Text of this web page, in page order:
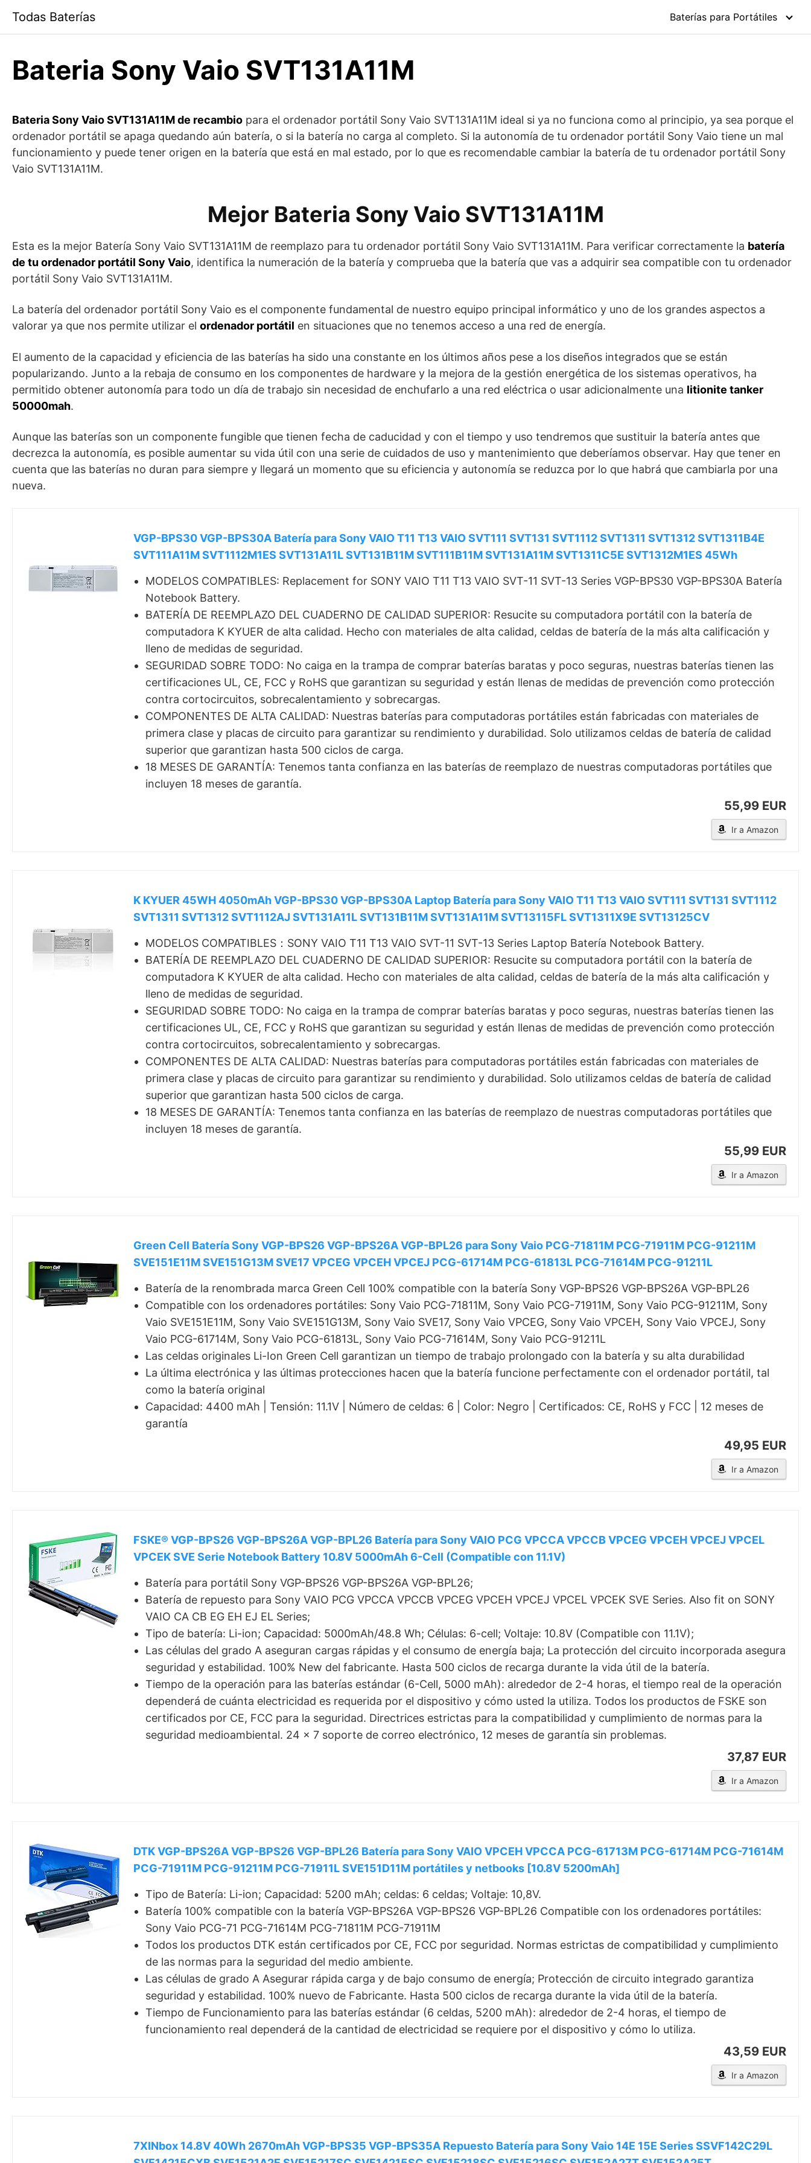
contenido
Todas Baterías Baterías para Portátiles
Bateria Sony Vaio SVT131A11M
Bateria Sony Vaio SVT131A11M de recambio para el ordenador portátil Sony Vaio SVT131A11M ideal si ya no funciona como al principio, ya sea porque el
ordenador portátil se apaga quedando aún batería, o si la batería no carga al completo. Si la autonomía de tu ordenador portátil Sony Vaio tiene un mal
funcionamiento y puede tener origen en la batería que está en mal estado, por lo que es recomendable cambiar la batería de tu ordenador portátil Sony
Vaio SVT131A11M.
Mejor Bateria Sony Vaio SVT131A11M
Esta es la mejor Batería Sony Vaio SVT131A11M de reemplazo para tu ordenador portátil Sony Vaio SVT131A11M. Para verificar correctamente la batería
de tu ordenador portátil Sony Vaio, identifica la numeración de la batería y comprueba que la batería que vas a adquirir sea compatible con tu ordenador
portátil Sony Vaio SVT131A11M.
La batería del ordenador portátil Sony Vaio es el componente fundamental de nuestro equipo principal informático y uno de los grandes aspectos a
valorar ya que nos permite utilizar el ordenador portátil en situaciones que no tenemos acceso a una red de energía.
El aumento de la capacidad y eficiencia de las baterías ha sido una constante en los últimos años pese a los diseños integrados que se están
popularizando. Junto a la rebaja de consumo en los componentes de hardware y la mejora de la gestión energética de los sistemas operativos, ha
permitido obtener autonomía para todo un día de trabajo sin necesidad de enchufarlo a una red eléctrica o usar adicionalmente una litionite tanker
50000mah.
Aunque las baterías son un componente fungible que tienen fecha de caducidad y con el tiempo y uso tendremos que sustituir la batería antes que
decrezca la autonomía, es posible aumentar su vida útil con una serie de cuidados de uso y mantenimiento que deberíamos observar. Hay que tener en
cuenta que las baterías no duran para siempre y llegará un momento que su eficiencia y autonomía se reduzca por lo que habrá que cambiarla por una
nueva.
VGP-BPS30 VGP-BPS30A Batería para Sony VAIO T11 T13 VAIO SVT111 SVT131 SVT1112 SVT1311 SVT1312 SVT1311B4E
SVT111A11M SVT1112M1ES SVT131A11L SVT131B11M SVT111B11M SVT131A11M SVT1311C5E SVT1312M1ES 45Wh
MODELOS COMPATIBLES: Replacement for SONY VAIO T11 T13 VAIO SVT-11 SVT-13 Series VGP-BPS30 VGP-BPS30A Batería
Notebook Battery.
BATERÍA DE REEMPLAZO DEL CUADERNO DE CALIDAD SUPERIOR: Resucite su computadora portátil con la batería de
computadora K KYUER de alta calidad. Hecho con materiales de alta calidad, celdas de batería de la más alta calificación y
lleno de medidas de seguridad.
SEGURIDAD SOBRE TODO: No caiga en la trampa de comprar baterías baratas y poco seguras, nuestras baterías tienen las
certificaciones UL, CE, FCC y RoHS que garantizan su seguridad y están llenas de medidas de prevención como protección
contra cortocircuitos, sobrecalentamiento y sobrecargas.
COMPONENTES DE ALTA CALIDAD: Nuestras baterías para computadoras portátiles están fabricadas con materiales de
primera clase y placas de circuito para garantizar su rendimiento y durabilidad. Solo utilizamos celdas de batería de calidad
superior que garantizan hasta 500 ciclos de carga.
18 MESES DE GARANTÍA: Tenemos tanta confianza en las baterías de reemplazo de nuestras computadoras portátiles que
incluyen 18 meses de garantía.
55,99 EUR
Ir a Amazon
K KYUER 45WH 4050mAh VGP-BPS30 VGP-BPS30A Laptop Batería para Sony VAIO T11 T13 VAIO SVT111 SVT131 SVT1112
SVT1311 SVT1312 SVT1112AJ SVT131A11L SVT131B11M SVT131A11M SVT13115FL SVT1311X9E SVT13125CV
MODELOS COMPATIBLES：SONY VAIO T11 T13 VAIO SVT-11 SVT-13 Series Laptop Batería Notebook Battery.
BATERÍA DE REEMPLAZO DEL CUADERNO DE CALIDAD SUPERIOR: Resucite su computadora portátil con la batería de
computadora K KYUER de alta calidad. Hecho con materiales de alta calidad, celdas de batería de la más alta calificación y
lleno de medidas de seguridad.
SEGURIDAD SOBRE TODO: No caiga en la trampa de comprar baterías baratas y poco seguras, nuestras baterías tienen las
certificaciones UL, CE, FCC y RoHS que garantizan su seguridad y están llenas de medidas de prevención como protección
contra cortocircuitos, sobrecalentamiento y sobrecargas.
COMPONENTES DE ALTA CALIDAD: Nuestras baterías para computadoras portátiles están fabricadas con materiales de
primera clase y placas de circuito para garantizar su rendimiento y durabilidad. Solo utilizamos celdas de batería de calidad
superior que garantizan hasta 500 ciclos de carga.
18 MESES DE GARANTÍA: Tenemos tanta confianza en las baterías de reemplazo de nuestras computadoras portátiles que
incluyen 18 meses de garantía.
55,99 EUR
Ir a Amazon
Green Cell Batería Sony VGP-BPS26 VGP-BPS26A VGP-BPL26 para Sony Vaio PCG-71811M PCG-71911M PCG-91211M
SVE151E11M SVE151G13M SVE17 VPCEG VPCEH VPCEJ PCG-61714M PCG-61813L PCG-71614M PCG-91211L
Batería de la renombrada marca Green Cell 100% compatible con la batería Sony VGP-BPS26 VGP-BPS26A VGP-BPL26
Compatible con los ordenadores portátiles: Sony Vaio PCG-71811M, Sony Vaio PCG-71911M, Sony Vaio PCG-91211M, Sony
Vaio SVE151E11M, Sony Vaio SVE151G13M, Sony Vaio SVE17, Sony Vaio VPCEG, Sony Vaio VPCEH, Sony Vaio VPCEJ, Sony
Vaio PCG-61714M, Sony Vaio PCG-61813L, Sony Vaio PCG-71614M, Sony Vaio PCG-91211L
Las celdas originales Li-Ion Green Cell garantizan un tiempo de trabajo prolongado con la batería y su alta durabilidad
La última electrónica y las últimas protecciones hacen que la batería funcione perfectamente con el ordenador portátil, tal
como la batería original
Capacidad: 4400 mAh | Tensión: 11.1V | Número de celdas: 6 | Color: Negro | Certificados: CE, RoHS y FCC | 12 meses de
garantía
49,95 EUR
Ir a Amazon
FSKE® VGP-BPS26 VGP-BPS26A VGP-BPL26 Batería para Sony VAIO PCG VPCCA VPCCB VPCEG VPCEH VPCEJ VPCEL
VPCEK SVE Serie Notebook Battery 10.8V 5000mAh 6-Cell (Compatible con 11.1V)
Batería para portátil Sony VGP-BPS26 VGP-BPS26A VGP-BPL26;
Batería de repuesto para Sony VAIO PCG VPCCA VPCCB VPCEG VPCEH VPCEJ VPCEL VPCEK SVE Series. Also fit on SONY
VAIO CA CB EG EH EJ EL Series;
Tipo de batería: Li-ion; Capacidad: 5000mAh/48.8 Wh; Células: 6-cell; Voltaje: 10.8V (Compatible con 11.1V);
Las células del grado A aseguran cargas rápidas y el consumo de energía baja; La protección del circuito incorporada asegura
seguridad y estabilidad. 100% New del fabricante. Hasta 500 ciclos de recarga durante la vida útil de la batería.
Tiempo de la operación para las baterías estándar (6-Cell, 5000 mAh): alrededor de 2-4 horas, el tiempo real de la operación
dependerá de cuánta electricidad es requerida por el dispositivo y cómo usted la utiliza. Todos los productos de FSKE son
certificados por CE, FCC para la seguridad. Directrices estrictas para la compatibilidad y cumplimiento de normas para la
seguridad medioambiental. 24 x 7 soporte de correo electrónico, 12 meses de garantía sin problemas.
37,87 EUR
Ir a Amazon
DTK VGP-BPS26A VGP-BPS26 VGP-BPL26 Batería para Sony VAIO VPCEH VPCCA PCG-61713M PCG-61714M PCG-71614M
PCG-71911M PCG-91211M PCG-71911L SVE151D11M portátiles y netbooks [10.8V 5200mAh]
Tipo de Batería: Li-ion; Capacidad: 5200 mAh; celdas: 6 celdas; Voltaje: 10,8V.
Batería 100% compatible con la batería VGP-BPS26A VGP-BPS26 VGP-BPL26 Compatible con los ordenadores portátiles:
Sony Vaio PCG-71 PCG-71614M PCG-71811M PCG-71911M
Todos los productos DTK están certificados por CE, FCC por seguridad. Normas estrictas de compatibilidad y cumplimiento
de las normas para la seguridad del medio ambiente.
Las células de grado A Asegurar rápida carga y de bajo consumo de energía; Protección de circuito integrado garantiza
seguridad y estabilidad. 100% nuevo de Fabricante. Hasta 500 ciclos de recarga durante la vida útil de la batería.
Tiempo de Funcionamiento para las baterías estándar (6 celdas, 5200 mAh): alrededor de 2-4 horas, el tiempo de
funcionamiento real dependerá de la cantidad de electricidad se requiere por el dispositivo y cómo lo utiliza.
43,59 EUR
Ir a Amazon
7XINbox 14.8V 40Wh 2670mAh VGP-BPS35 VGP-BPS35A Repuesto Batería para Sony Vaio 14E 15E Series SSVF142C29L